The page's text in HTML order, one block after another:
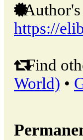
Author's
https://
Find
World) •